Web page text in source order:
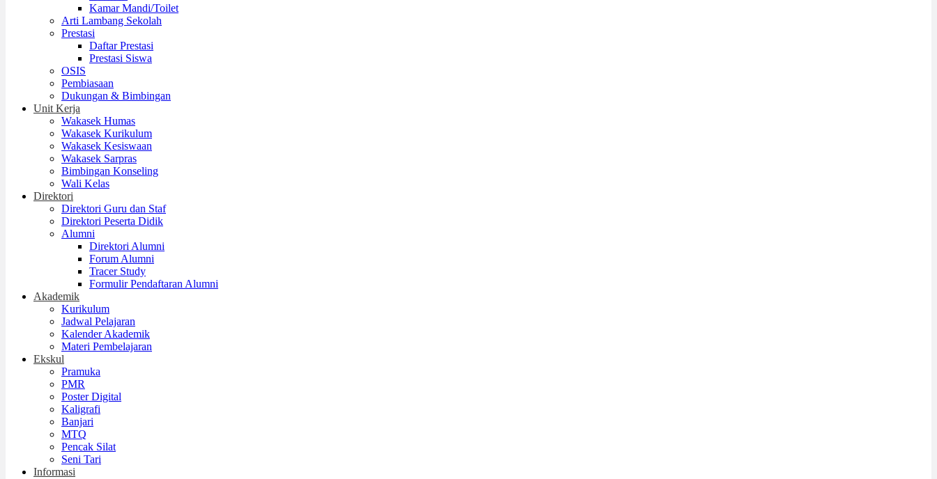
Kamar Mandi/Toilet
Arti Lambang Sekolah
Prestasi
Daftar Prestasi
Prestasi Siswa
OSIS
Pembiasaan
Dukungan & Bimbingan
Unit Kerja
Wakasek Humas
Wakasek Kurikulum
Wakasek Kesiswaan
Wakasek Sarpras
Bimbingan Konseling
Wali Kelas
Direktori
Direktori Guru dan Staf
Direktori Peserta Didik
Alumni
Direktori Alumni
Forum Alumni
Tracer Study
Formulir Pendaftaran Alumni
Akademik
Kurikulum
Jadwal Pelajaran
Kalender Akademik
Materi Pembelajaran
Ekskul
Pramuka
PMR
Poster Digital
Kaligrafi
Banjari
MTQ
Pencak Silat
Seni Tari
Informasi